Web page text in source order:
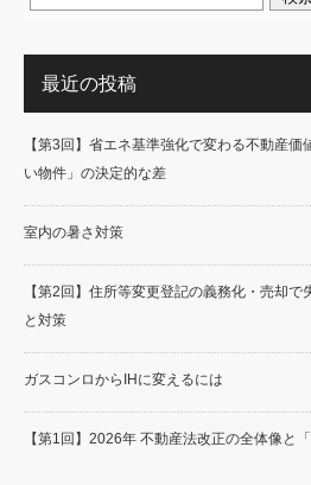
最近の投稿
【第3回】省エネ基準強化で変わる不動産
い物件」の決定的な差
室内の暑さ対策
【第2回】住所等変更登記の義務化・売却で
と対策
ガスコンロからIHに変えるには
【第1回】2026年 不動産法改正の全体像と